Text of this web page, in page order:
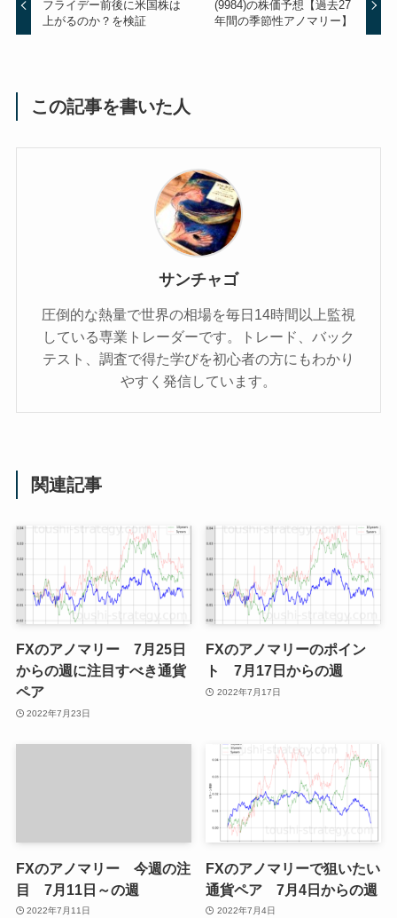
フライデー前後に米国株は
上がるのか？を検証
(9984)の株価予想【過去27
年間の季節性アノマリー】
この記事を書いた人
サンチャゴ
圧倒的な熱量で世界の相場を毎日14時間以上監視
している専業トレーダーです。トレード、バック
テスト、調査で得た学びを初心者の方にもわかり
やすく発信しています。
関連記事
FXのアノマリー 7月25日
からの週に注目すべき通貨
ペア
2022年7月23日
FXのアノマリーのポイン
ト 7月17日からの週
2022年7月17日
FXのアノマリー 今週の注
目 7月11日～の週
2022年7月11日
FXのアノマリーで狙いたい
通貨ペア 7月4日からの週
2022年7月4日